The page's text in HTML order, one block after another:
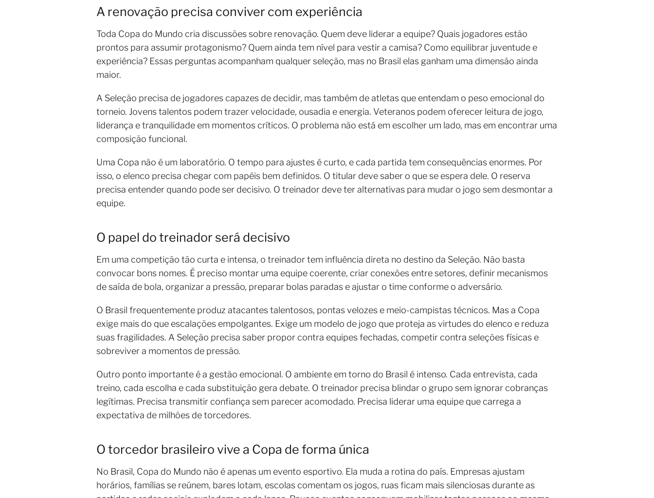
A renovação precisa conviver com experiência
Toda Copa do Mundo cria discussões sobre renovação. Quem deve liderar a equipe? Quais jogadores estão
prontos para assumir protagonismo? Quem ainda tem nível para vestir a camisa? Como equilibrar juventude e
experiência? Essas perguntas acompanham qualquer seleção, mas no Brasil elas ganham uma dimensão ainda
maior.
A Seleção precisa de jogadores capazes de decidir, mas também de atletas que entendam o peso emocional do
torneio. Jovens talentos podem trazer velocidade, ousadia e energia. Veteranos podem oferecer leitura de jogo,
liderança e tranquilidade em momentos críticos. O problema não está em escolher um lado, mas em encontrar uma
composição funcional.
Uma Copa não é um laboratório. O tempo para ajustes é curto, e cada partida tem consequências enormes. Por
isso, o elenco precisa chegar com papéis bem definidos. O titular deve saber o que se espera dele. O reserva
precisa entender quando pode ser decisivo. O treinador deve ter alternativas para mudar o jogo sem desmontar a
equipe.
O papel do treinador será decisivo
Em uma competição tão curta e intensa, o treinador tem influência direta no destino da Seleção. Não basta
convocar bons nomes. É preciso montar uma equipe coerente, criar conexões entre setores, definir mecanismos
de saída de bola, organizar a pressão, preparar bolas paradas e ajustar o time conforme o adversário.
O Brasil frequentemente produz atacantes talentosos, pontas velozes e meio-campistas técnicos. Mas a Copa
exige mais do que escalações empolgantes. Exige um modelo de jogo que proteja as virtudes do elenco e reduza
suas fragilidades. A Seleção precisa saber propor contra equipes fechadas, competir contra seleções físicas e
sobreviver a momentos de pressão.
Outro ponto importante é a gestão emocional. O ambiente em torno do Brasil é intenso. Cada entrevista, cada
treino, cada escolha e cada substituição gera debate. O treinador precisa blindar o grupo sem ignorar cobranças
legítimas. Precisa transmitir confiança sem parecer acomodado. Precisa liderar uma equipe que carrega a
expectativa de milhões de torcedores.
O torcedor brasileiro vive a Copa de forma única
No Brasil, Copa do Mundo não é apenas um evento esportivo. Ela muda a rotina do país. Empresas ajustam
horários, famílias se reúnem, bares lotam, escolas comentam os jogos, ruas ficam mais silenciosas durante as